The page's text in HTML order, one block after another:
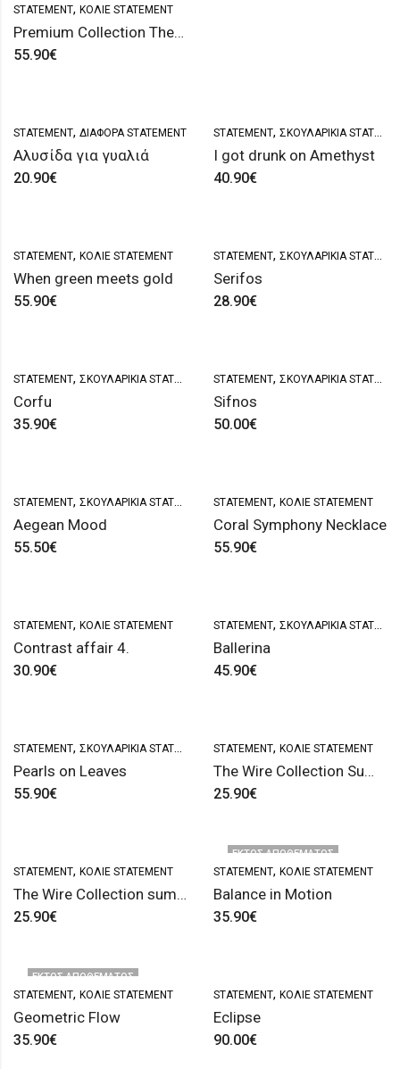
STATEMENT, ΚΟΛΙΈ STATEMENT
Premium Collection The moon
55.90€
STATEMENT, ΔΙΆΦΟΡΑ STATEMENT
Αλυσίδα για γυαλιά
20.90€
STATEMENT, ΣΚΟΥΛΑΡΊΚΙΑ STATEMENT
I got drunk on Amethyst
40.90€
STATEMENT, ΚΟΛΙΈ STATEMENT
When green meets gold
55.90€
STATEMENT, ΣΚΟΥΛΑΡΊΚΙΑ STATEMENT
Serifos
28.90€
STATEMENT, ΣΚΟΥΛΑΡΊΚΙΑ STATEMENT
Corfu
35.90€
STATEMENT, ΣΚΟΥΛΑΡΊΚΙΑ STATEMENT
Sifnos
50.00€
STATEMENT, ΣΚΟΥΛΑΡΊΚΙΑ STATEMENT
Aegean Mood
55.50€
STATEMENT, ΚΟΛΙΈ STATEMENT
Coral Symphony Necklace
55.90€
STATEMENT, ΚΟΛΙΈ STATEMENT
Contrast affair 4.
30.90€
STATEMENT, ΣΚΟΥΛΑΡΊΚΙΑ STATEMENT
Ballerina
45.90€
STATEMENT, ΣΚΟΥΛΑΡΊΚΙΑ STATEMENT
Pearls on Leaves
55.90€
STATEMENT, ΚΟΛΙΈ STATEMENT
The Wire Collection Summer Edition ’26 1.
25.90€
STATEMENT, ΚΟΛΙΈ STATEMENT
The Wire Collection summer edition ’26
25.90€
ΕΚΤΌΣ ΑΠΟΘΈΜΑΤΟΣ
STATEMENT, ΚΟΛΙΈ STATEMENT
Balance in Motion
35.90€
ΕΚΤΌΣ ΑΠΟΘΈΜΑΤΟΣ
STATEMENT, ΚΟΛΙΈ STATEMENT
Geometric Flow
35.90€
STATEMENT, ΚΟΛΙΈ STATEMENT
Eclipse
90.00€